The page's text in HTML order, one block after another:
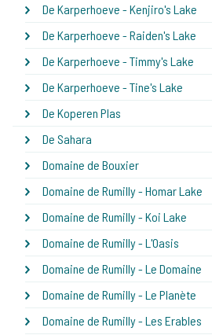
De Karperhoeve - Kenjiro's Lake
De Karperhoeve - Raiden's Lake
De Karperhoeve - Timmy's Lake
De Karperhoeve - Tine's Lake
De Koperen Plas
De Sahara
Domaine de Bouxier
Domaine de Rumilly - Homar Lake
Domaine de Rumilly - Koi Lake
Domaine de Rumilly - L'Oasis
Domaine de Rumilly - Le Domaine
Domaine de Rumilly - Le Planète
Domaine de Rumilly - Les Erables